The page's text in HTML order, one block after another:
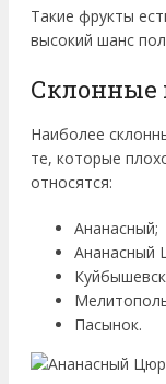
Такие фрукты
высокий шанс
Склонные
Наиболее
те, которые
относятся:
Ананасный;
Ананасный
Пасынок.